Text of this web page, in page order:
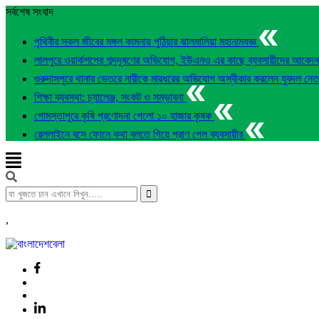
সর্বশেষ সংবাদ
পৃথিবীর সকল জীবের মঙ্গল কামনায় পুঠিয়ার ঝালমালিয়া মহানামযজ্ঞ
লালপুরে ওয়ার্কশপের শব্দদূষণের অভিযোগ, ইউএনও এর কাছে ব্যবসায়ীদের
গুরুদাসপুরে থানার ভেতরে নারীকে মারধরের অভিযোগ অস্বীকার করলেন যুবদল
শিক্ষা ব্যবস্থা: চ্যালেঞ্জ, সংকট ও সম্ভাবনা
গোমস্তাপুরে কৃষি প্রণোদনা পেলো ১০ হাজার কৃষক
রেললাইনে বসে ফোনে কথা বলতে গিয়ে প্রাণ গেল ব্যবসায়ীর
,